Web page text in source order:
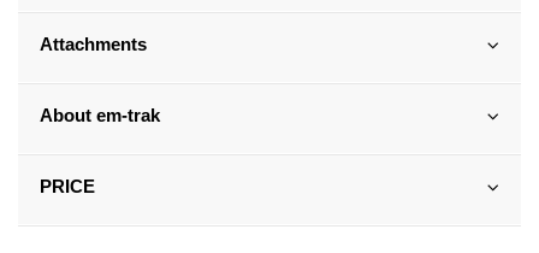
Attachments
About em-trak
PRICE